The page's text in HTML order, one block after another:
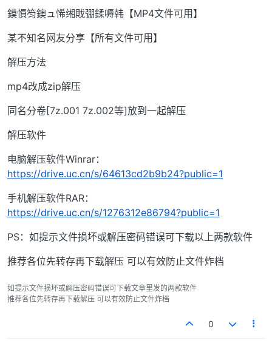
鏌愪笉鐭ュ悕缃戝弸鍒嗕韩【MP4文件可用】
某不知名网友分享【所有文件可用】
解压方法
mp4改成zip解压
同名分卷[7z.001 7z.002等]放到一起解压
解压软件
电脑解压软件Winrar：
https://drive.uc.cn/s/64613cd2b9b24?public=1
手机解压软件RAR：
https://drive.uc.cn/s/1276312e86794?public=1
PS：如提示文件损坏或解压密码错误可下载以上两款软件
推荐各位先转存再下载解压 可以有效防止文件炸档
如提示文件损坏或解压密码错误可下载文章里发的两款软件
推荐各位先转存再下载解压 可以有效防止文件炸档
0